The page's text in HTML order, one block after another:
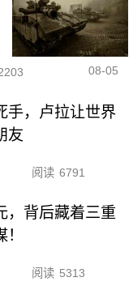
08-05
手，卢拉让世界
友
阅读 6791
，背后藏着三重
阅读 5313